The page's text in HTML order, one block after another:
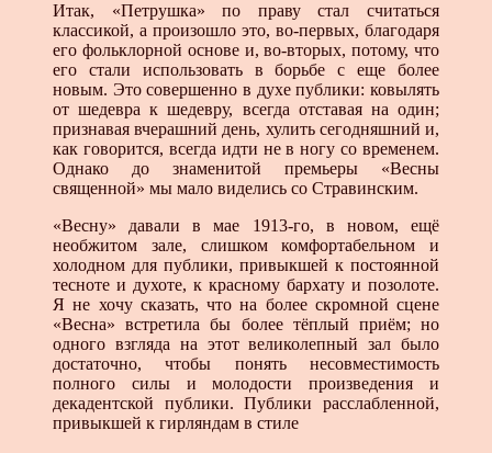
Итак, «Петрушка» по праву стал считаться
классикой, а произошло это, во-первых, благодаря
его фольклорной основе и, во-вторых, потому, что
его стали использовать в борьбе с еще более
новым. Это совершенно в духе публики: ковылять
от шедевра к шедевру, всегда отставая на один;
признавая вчерашний день, хулить сегодняшний и,
как говорится, всегда идти не в ногу со временем.
Однако до знаменитой премьеры «Весны
священной» мы мало виделись со Стравинским.
«Весну» давали в мае 1913-го, в новом, ещё
необжитом зале, слишком комфортабельном и
холодном для публики, привыкшей к постоянной
тесноте и духоте, к красному бархату и позолоте.
Я не хочу сказать, что на более скромной сцене
«Весна» встретила бы более тёплый приём; но
одного взгляда на этот великолепный зал было
достаточно, чтобы понять несовместимость
полного силы и молодости произведения и
декадентской публики. Публики расслабленной,
привыкшей к гирляндам в стиле